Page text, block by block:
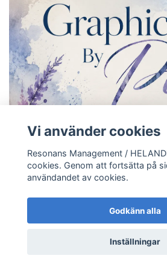
Vi använder cookies
Resonans Management /
cookies. Genom att fortsätta på
användandet av cookies.
Godkänn alla
Inställningar